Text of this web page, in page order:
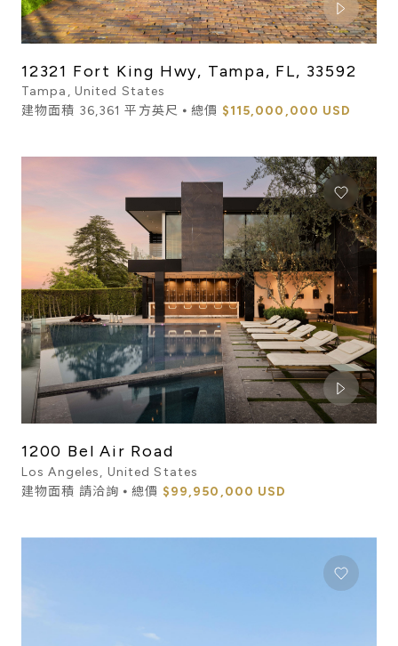
12321 Fort King Hwy, Tampa, FL, 33592
Tampa, United States
建物面積 36,361 平方英尺 ⦁ 總價 $115,000,000 USD
1200 Bel Air Road
Los Angeles, United States
建物面積 請洽詢 ⦁ 總價 $99,950,000 USD